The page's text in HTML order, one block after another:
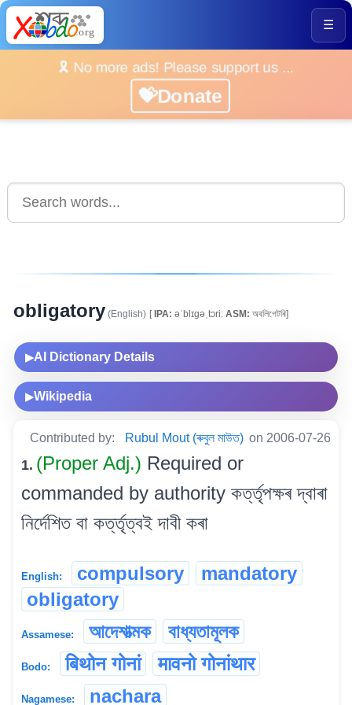
☰
🎗️ No more ads! Please support us ...
💝Donate
obligatory (English) [IPA: əˈblɪgəˌtɔriː ASM: অবলিগেটৰি]
▶AI Dictionary Details
▶Wikipedia
Contributed by: Rubul Mout (ৰুবুল মাউত) on 2006-07-26
1. (Proper Adj.) Required or
commanded by authority কৰ্ত্তৃপক্ষৰ দ্বাৰা
নিৰ্দেশিত বা কৰ্ত্তৃত্বই দাবী কৰা
English: compulsory
mandatory
obligatory
Assamese: আদেশাত্মক বাধ্যতামূলক
Bodo: बिथोन गोनां मावनो गोनांथार
Nagamese: nachara